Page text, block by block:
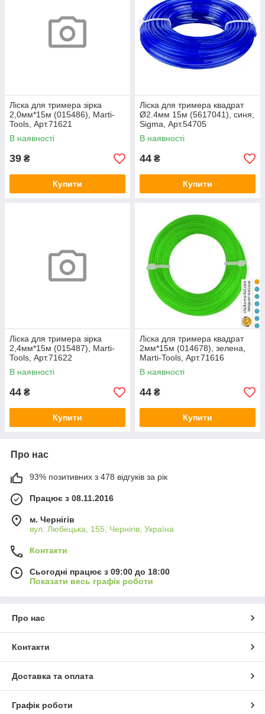
Ліска для тримера зірка
2,0мм*15м (015486), Marti-
Tools, Арт.71621
В наявності
39 ₴
Купити
Ліска для тримера квадрат
Ø2.4мм 15м (5617041), cиня,
Sigma, Арт.54705
В наявності
44 ₴
Купити
Ліска для тримера зірка
2,4мм*15м (015487), Marti-
Tools, Арт.71622
В наявності
44 ₴
Купити
Ліска для тримера квадрат
2мм*15м (014678), зелена,
Marti-Tools, Арт.71616
В наявності
44 ₴
Купити
Про нас
93% позитивних з 478 відгуків за рік
Працює з 08.11.2016
м. Чернігів
вул. Любецька, 155, Чернігів, Україна
Контакти
Сьогодні працює з 09:00 до 18:00
Показати весь графік роботи
Про нас
Контакти
Доставка та оплата
Графік роботи